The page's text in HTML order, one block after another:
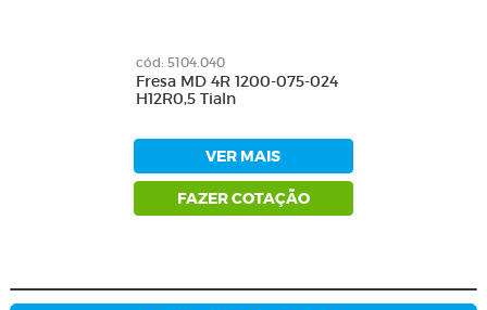
cód: 5104.040
Fresa MD 4R 1200-075-024
H12R0,5 Tialn
VER MAIS
FAZER COTAÇÃO